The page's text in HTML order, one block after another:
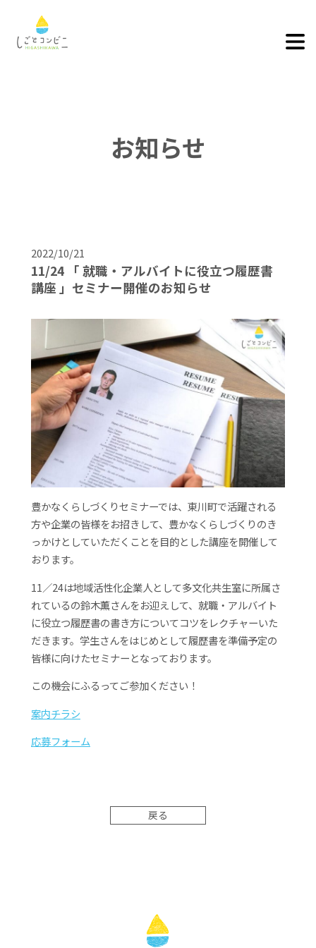
お知らせ
11/24 「 就職・アルバイトに役立つ履歴書
講座 」セミナー開催のお知らせ
2022/10/21
豊かなくらしづくりセミナーでは、東川町で活躍される
方や企業の皆様をお招きして、豊かなくらしづくりのき
っかけとしていただくことを目的とした講座を開催して
おります。
11／24は地域活性化企業人として多文化共生室に所属さ
れているの鈴木薫さんをお迎えして、就職・アルバイト
に役立つ履歴書の書き方についてコツをレクチャーいた
だきます。学生さんをはじめとして履歴書を準備予定の
皆様に向けたセミナーとなっております。
この機会にふるってご参加ください！
案内チラシ
応募フォーム
戻る